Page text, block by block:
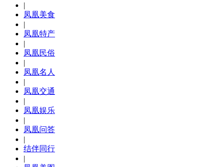
|
凤凰美食
|
凤凰特产
|
凤凰民俗
|
凤凰名人
|
凤凰交通
|
凤凰娱乐
|
凤凰问答
|
结伴同行
|